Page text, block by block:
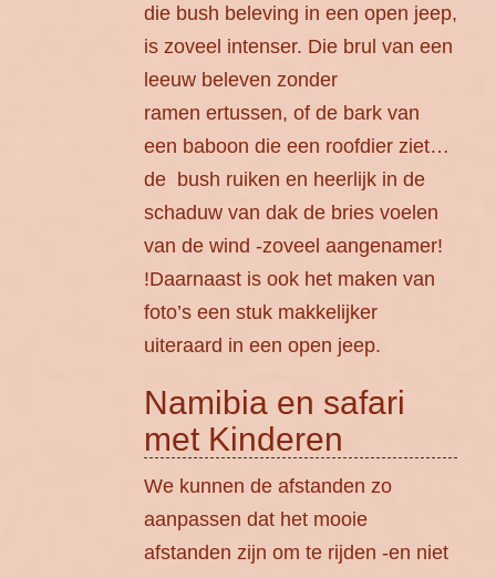
die bush beleving in een open jeep,
is zoveel intenser. Die brul van een
leeuw beleven zonder
ramen ertussen, of de bark van
een baboon die een roofdier ziet…
de bush ruiken en heerlijk in de
schaduw van dak de bries voelen
van de wind -zoveel aangenamer!
!Daarnaast is ook het maken van
foto’s een stuk makkelijker
uiteraard in een open jeep.
Namibia en safari
met Kinderen
We kunnen de afstanden zo
aanpassen dat het mooie
afstanden zijn om te rijden -en niet